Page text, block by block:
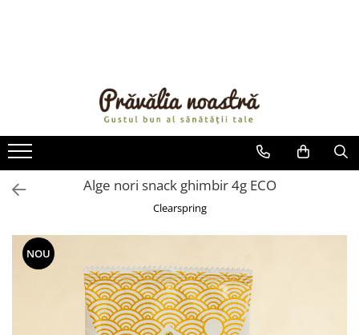
ULEIURI ȘI UNTURI
MĂSLINE
NUCI ȘI SEMINȚE
FRUCTE DESHIDRATATE
FRUCTE LA CONSERVĂ
OȚETURI ȘI SOSURI
FĂINĂ FĂRĂ GLUTEN
BĂUTURI / LAPTE VEGETAL
Alge nori snack ghimbir 4g ECO
Clearspring
NOU